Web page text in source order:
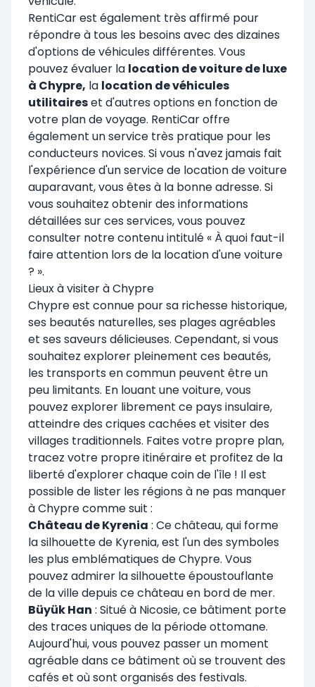
RentiCar est également très affirmé pour
répondre à tous les besoins avec des dizaines
d'options de véhicules différentes. Vous
pouvez évaluer la location de voiture de luxe
à Chypre, la location de véhicules
utilitaireset d'autres options en fonction de
votre plan de voyage. RentiCar offre
également un service très pratique pour les
conducteurs novices. Si vous n'avez jamais fait
l'expérience d'un service de location de voiture
auparavant, vous êtes à la bonne adresse. Si
vous souhaitez obtenir des informations
détaillées sur ces services, vous pouvez
consulter notre contenu intitulé « À quoi faut-il
faire attention lors de la location d'une voiture
? ».
Lieux à visiter à Chypre
Chypre est connue pour sa richesse historique,
ses beautés naturelles, ses plages agréables
et ses saveurs délicieuses. Cependant, si vous
souhaitez explorer pleinement ces beautés,
les transports en commun peuvent être un
peu limitants. En louant une voiture, vous
pouvez explorer librement ce pays insulaire,
atteindre des criques cachées et visiter des
villages traditionnels. Faites votre propre plan,
tracez votre propre itinéraire et profitez de la
liberté d'explorer chaque coin de l'île ! Il est
possible de lister les régions à ne pas manquer
à Chypre comme suit :
Château de Kyrenia : Ce château, qui forme
la silhouette de Kyrenia, est l'un des symboles
les plus emblématiques de Chypre. Vous
pouvez admirer la silhouette époustouflante
de la ville depuis ce château en bord de mer.
Büyük Han : Situé à Nicosie, ce bâtiment porte
des traces uniques de la période ottomane.
Aujourd'hui, vous pouvez passer un moment
agréable dans ce bâtiment où se trouvent des
cafés et où sont organisés des festivals.